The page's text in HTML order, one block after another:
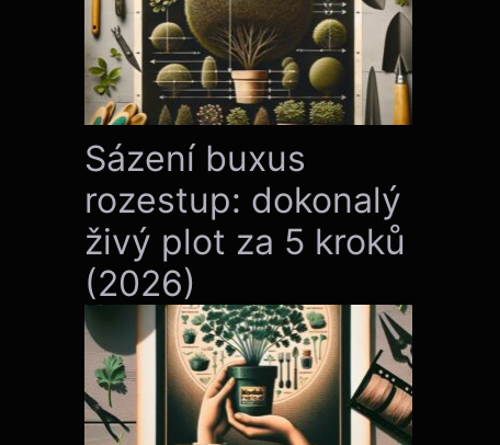
Sázení buxus
rozestup: dokonalý
živý plot za 5 kroků
(2026)